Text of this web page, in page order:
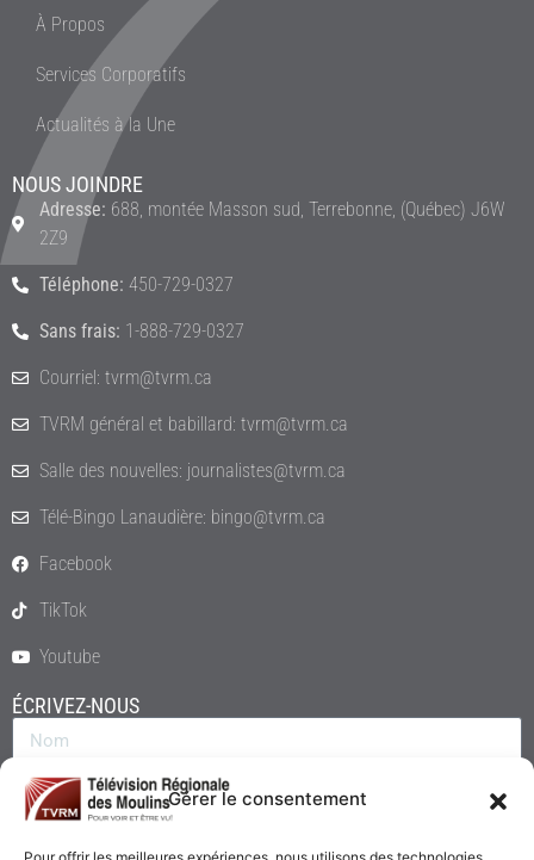
Gérer le consentement
À Propos
Services Corporatifs
Actualités à la Une
NOUS JOINDRE
Adresse: 688, montée Masson sud, Terrebonne, (Québec) J6W
2Z9
Téléphone: 450-729-0327
Sans frais: 1-888-729-0327
Courriel: tvrm@tvrm.ca
TVRM général et babillard: tvrm@tvrm.ca
Salle des nouvelles: journalistes@tvrm.ca
Télé-Bingo Lanaudière: bingo@tvrm.ca
Facebook
TikTok
Youtube
ÉCRIVEZ-NOUS